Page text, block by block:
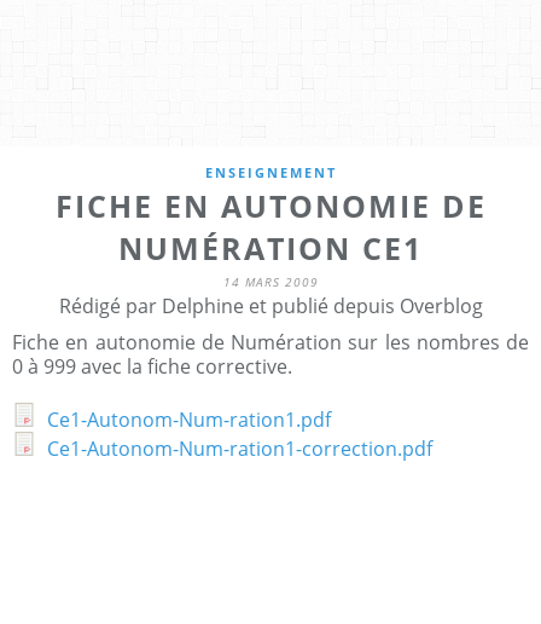
ENSEIGNEMENT
FICHE EN AUTONOMIE DE
NUMÉRATION CE1
14 MARS 2009
Rédigé par Delphine et publié depuis Overblog
Fiche en autonomie de Numération sur les nombres de
0 à 999 avec la fiche corrective.
Ce1-Autonom-Num-ration1.pdf
Ce1-Autonom-Num-ration1-correction.pdf